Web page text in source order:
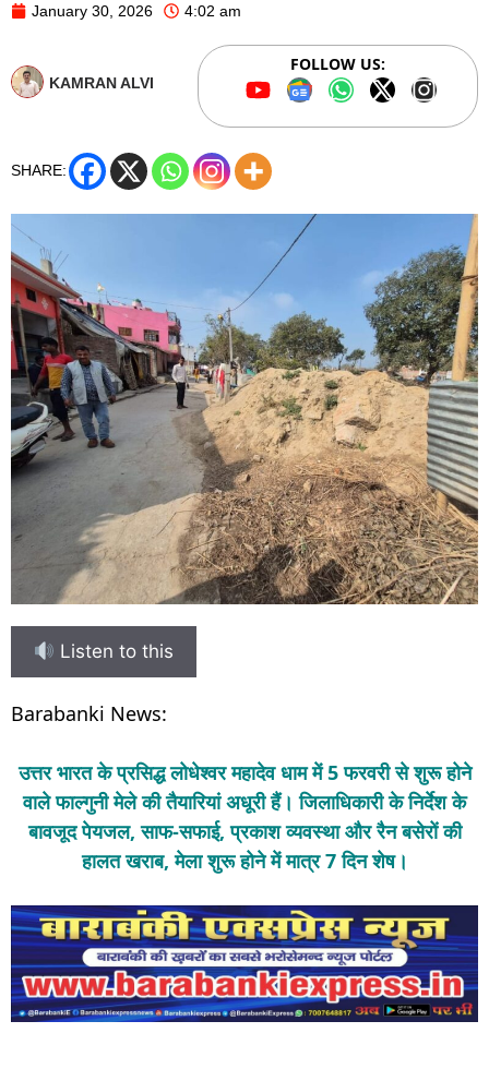
January 30, 2026 4:02 am
KAMRAN ALVI
FOLLOW US:
SHARE:
Listen to this
Barabanki News:
उत्तर भारत के प्रसिद्ध लोधेश्वर महादेव धाम में 5 फरवरी से शुरू होने
वाले फाल्गुनी मेले की तैयारियां अधूरी हैं। जिलाधिकारी के निर्देश के
बावजूद पेयजल, साफ-सफाई, प्रकाश व्यवस्था और रैन बसेरों की
हालत खराब, मेला शुरू होने में मात्र 7 दिन शेष।